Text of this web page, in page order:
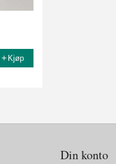
Kjøp
Din konto